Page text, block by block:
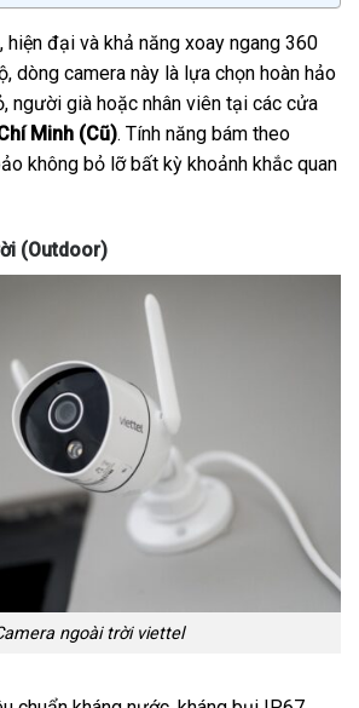
hiện đại và khả năng xoay ngang 360
dòng camera này là lựa chọn hoàn hảo
người già hoặc nhân viên tại các cửa
Minh (Cũ). Tính năng bám theo
không bỏ lỡ bất kỳ khoảnh khắc quan
(Outdoor)
ngoài trời viettel